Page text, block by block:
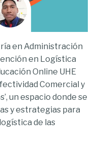
en Administración
en Logística
Online UHE
Comercial y
un espacio donde se
y estrategias para
de las